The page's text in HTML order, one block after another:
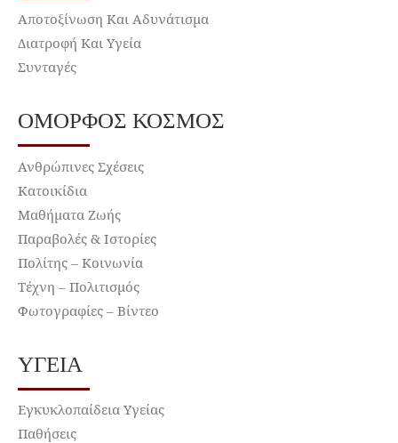
Αποτοξίνωση Και Αδυνάτισμα
Διατροφή Και Υγεία
Συνταγές
ΌΜΟΡΦΟΣ ΚΌΣΜΟΣ
Ανθρώπινες Σχέσεις
Κατοικίδια
Μαθήματα Ζωής
Παραβολές & Ιστορίες
Πολίτης – Κοινωνία
Τέχνη – Πολιτισμός
Φωτογραφίες – Βίντεο
ΥΓΕΊΑ
Εγκυκλοπαίδεια Υγείας
Παθήσεις